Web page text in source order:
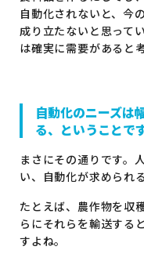
自動化されないと、今
成り立たないと思って
は確実に需要があると
自動化のニーズは
る、ということで
まさにその通りです。
い、自動化が求められ
たとえば、農作物を収
らにそれらを輸送する
すよね。